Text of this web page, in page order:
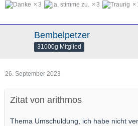
3 3
Bembelpetzer
31000g Mitglied
26. September 2023
Zitat von arithmos
Thema Umschuldung, ich habe nicht